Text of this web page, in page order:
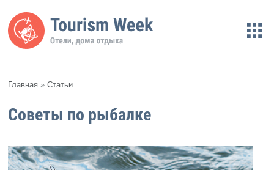
Главная »Статьи
Советы по рыбалке